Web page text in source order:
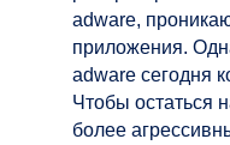
adware,
приложения.
adware сегодня
Чтобы остаться
более